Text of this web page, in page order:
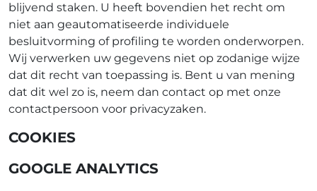
blijvend staken. U heeft bovendien het recht om
niet aan geautomatiseerde individuele
besluitvorming of profiling te worden onderworpen.
Wij verwerken uw gegevens niet op zodanige wijze
dat dit recht van toepassing is. Bent u van mening
dat dit wel zo is, neem dan contact op met onze
contactpersoon voor privacyzaken.
COOKIES
GOOGLE ANALYTICS